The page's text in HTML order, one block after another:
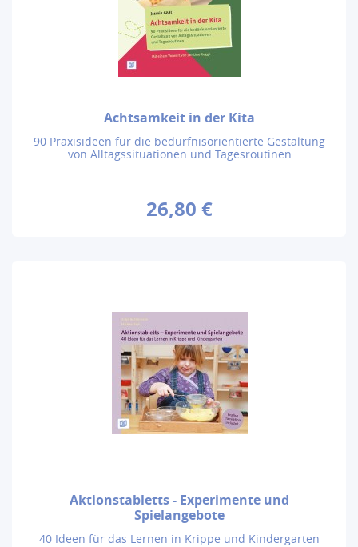
Achtsamkeit in der Kita
90 Praxisideen für die bedürfnisorientierte Gestaltung
von Alltagssituationen und Tagesroutinen
26,80 €
Aktionstabletts - Experimente und
Spielangebote
40 Ideen für das Lernen in Krippe und Kindergarten